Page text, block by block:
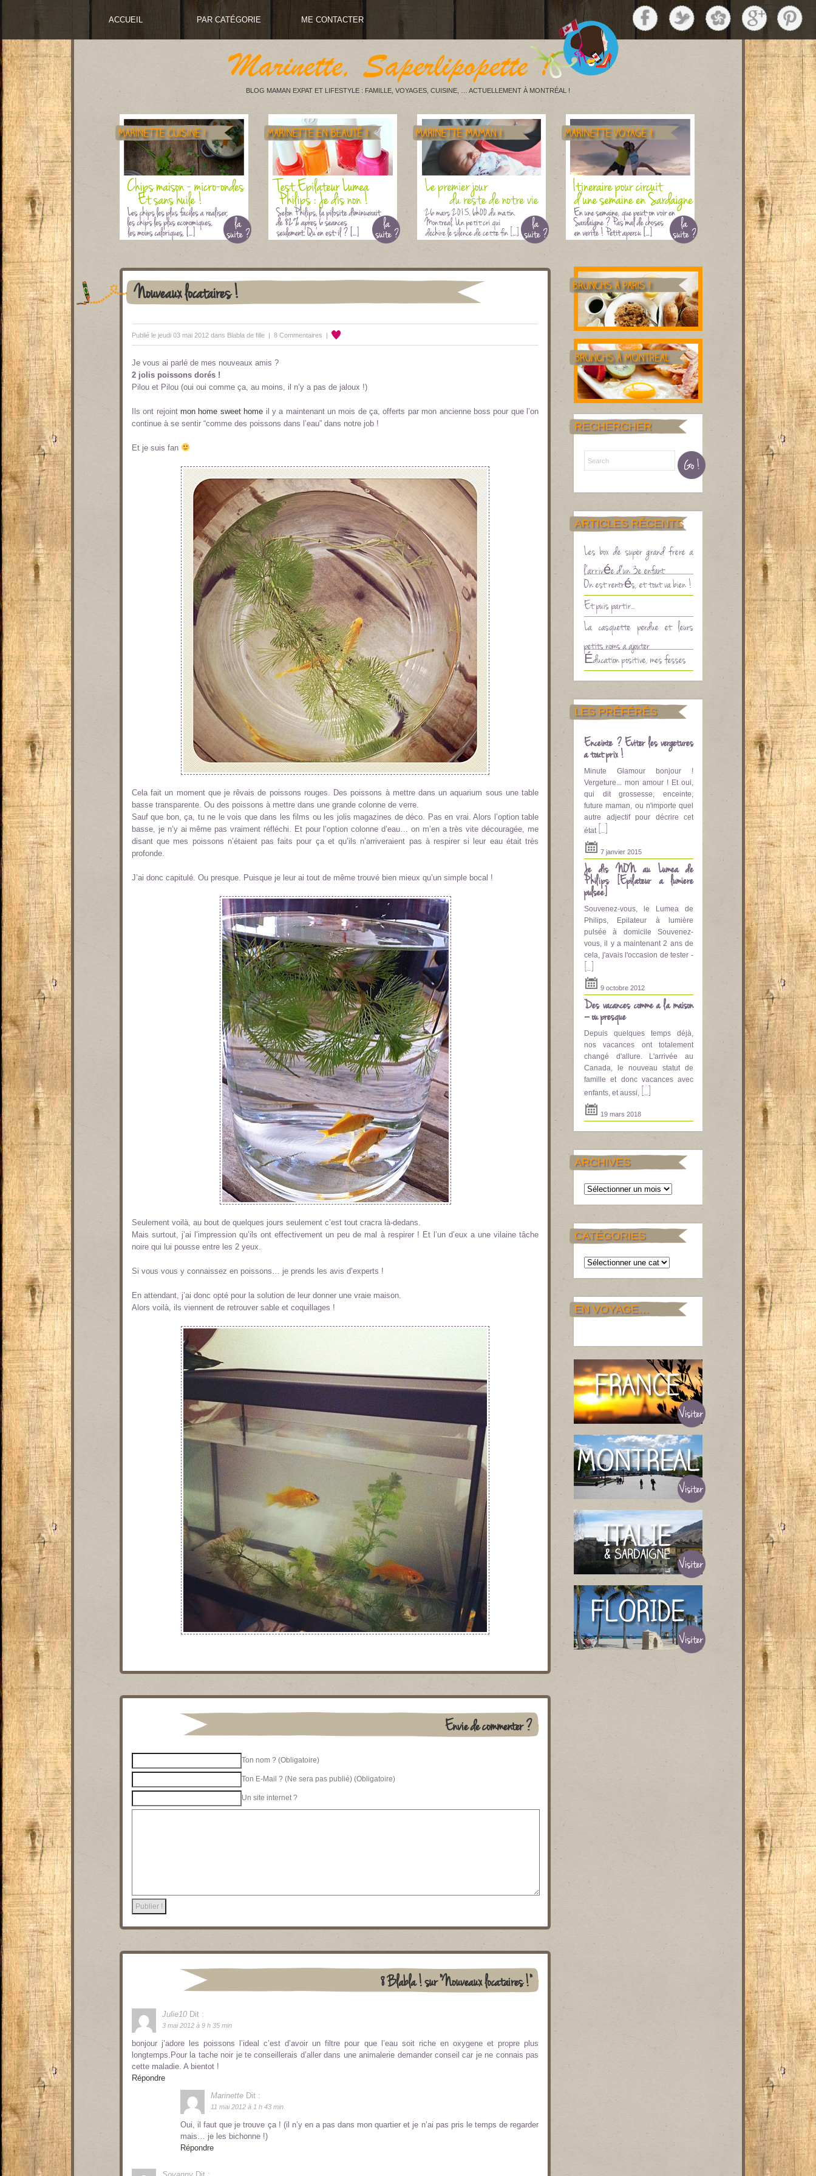
ACCUEIL PAR CATÉGORIE ME CONTACTER
BLOG MAMAN EXPAT ET LIFESTYLE : FAMILLE, VOYAGES, CUISINE, … ACTUELLEMENT À MONTRÉAL !
Nouveaux locataires !
Publié le jeudi 03 mai 2012 dans Blabla de fille | 8 Commentaires |
Je vous ai parlé de mes nouveaux amis ?
2 jolis poissons dorés !
Pilou et Pilou (oui oui comme ça, au moins, il n’y a pas de jaloux !)
Ils ont rejointmon home sweet home il y a maintenant un mois de ça, offerts par mon ancienne boss pour que l’on
continue à se sentir “comme des poissons dans l’eau” dans notre job !
Et je suis fan
Cela fait un moment que je rêvais de poissons rouges. Des poissons à mettre dans un aquarium sous une table
basse transparente. Ou des poissons à mettre dans une grande colonne de verre.
Sauf que bon, ça, tu ne le vois que dans les films ou les jolis magazines de déco. Pas en vrai. Alors l’option table
basse, je n’y ai même pas vraiment réfléchi. Et pour l’option colonne d’eau… on m’en a très vite découragée, me
disant que mes poissons n’étaient pas faits pour ça et qu’ils n’arriveraient pas à respirer si leur eau était très
profonde.
J’ai donc capitulé. Ou presque. Puisque je leur ai tout de même trouvé bien mieux qu’un simple bocal !
Seulement voilà, au bout de quelques jours seulement c’est tout cracra là-dedans.
Mais surtout, j’ai l’impression qu’ils ont effectivement un peu de mal à respirer ! Et l’un d’eux a une vilaine tâche
noire qui lui pousse entre les 2 yeux.
Si vous vous y connaissez en poissons… je prends les avis d’experts !
En attendant, j’ai donc opté pour la solution de leur donner une vraie maison.
Alors voilà, ils viennent de retrouver sable et coquillages !
Envie de commenter ?
Ton nom ? (Obligatoire)
Ton E-Mail ? (Ne sera pas publié) (Obligatoire)
Un site internet ?
8 Blabla ! sur "Nouveaux locataires !"
Julie10 Dit :
3 mai 2012 à 9 h 35 min
bonjour j’adore les poissons l’ideal c’est d’avoir un filtre pour que l’eau soit riche en oxygene et propre plus
longtemps.Pour la tache noir je te conseillerais d’aller dans une animalerie demander conseil car je ne connais pas
cette maladie. A bientot !
Répondre
Marinette Dit :
11 mai 2012 à 1 h 43 min
Oui, il faut que je trouve ça ! (il n’y en a pas dans mon quartier et je n’ai pas pris le temps de regarder
mais… je les bichonne !)
Répondre
RECHERCHER
ARTICLES RÉCENTS
Les box de super grand frère à
l’arrivée d’un 3è enfant
On est rentrés, et tout va bien !
Et puis partir…
La casquette perdue et leurs
Éducation positive, mes fesses
LES PRÉFÉRÉS
Enceinte ? Eviter les vergetures
à tout prix !
Minute Glamour bonjour !
Vergeture... mon amour ! Et oui,
qui dit grossesse, enceinte,
future maman, ou n'importe quel
autre adjectif pour décrire cet
état [...]
7 janvier 2015
Je dis NON au Lumea de
Philips [Epilateur a lumière
pulsee]
Souvenez-vous, le Lumea de
Philips, Epilateur à lumière
pulsée à domicile Souvenez-
vous, il y a maintenant 2 ans de
cela, j'avais l'occasion de tester -
[...]
9 octobre 2012
Des vacances comme à la maison
– ou presque
Depuis quelques temps déjà,
nos vacances ont totalement
changé d'allure. L'arrivée au
Canada, le nouveau statut de
famille et donc vacances avec
enfants, et aussi, [...]
19 mars 2018
ARCHIVES
Archives
CATÉGORIES
Catégories
EN VOYAGE…